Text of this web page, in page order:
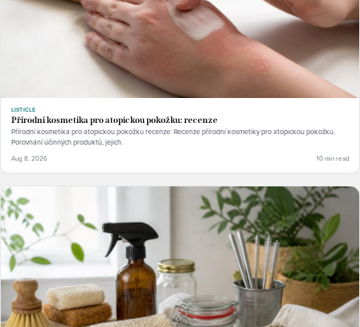
LISTICLE
Přírodní kosmetika pro atopickou pokožku: recenze
Přírodní kosmetika pro atopickou pokožku recenze: Recenze přírodní kosmetiky pro atopickou pokožku.
Porovnání účinných produktů, jejich.
Aug 8, 2026 10 min read